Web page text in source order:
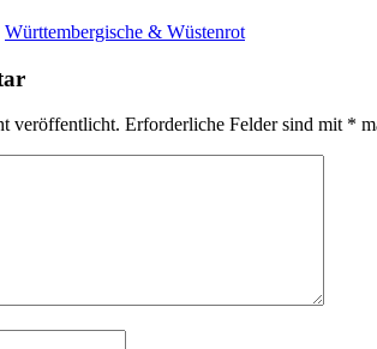
Württembergische & Wüstenrot
veröffentlicht. Erforderliche Felder sind mit *